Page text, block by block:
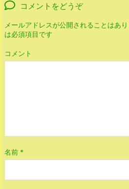
コメントをどうぞ
メールアドレスが公開されることはあり
は必須項目です
コメント
名前 *